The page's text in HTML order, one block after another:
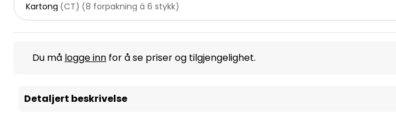
Kartong (CT) (8 forpakning á 6 stykk)
Du må logge inn for å se priser og tilgjengelighet.
Detaljert beskrivelse